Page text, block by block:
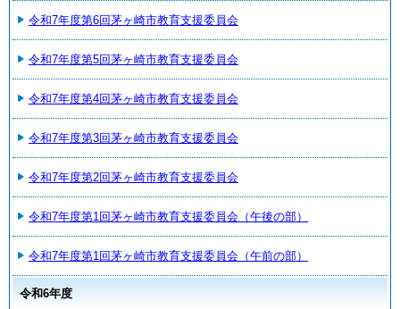
令和7年度第6回茅ヶ崎市教育支援委員会
令和7年度第5回茅ヶ崎市教育支援委員会
令和7年度第4回茅ヶ崎市教育支援委員会
令和7年度第3回茅ヶ崎市教育支援委員会
令和7年度第2回茅ヶ崎市教育支援委員会
令和7年度第1回茅ヶ崎市教育支援委員会（午後の部）
令和7年度第1回茅ヶ崎市教育支援委員会（午前の部）
令和6年度